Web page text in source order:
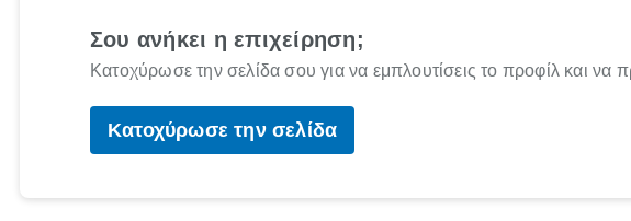
Σου ανήκει η επιχείρηση;
Κατοχύρωσε την σελίδα σου για να εμπλουτίσεις το προφίλ και να
Κατοχύρωσε την σελίδα